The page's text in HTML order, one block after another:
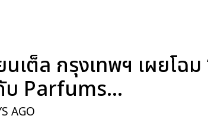
นเต็ล กรุงเทพฯ เผยโ
บ Parfums...
AGO